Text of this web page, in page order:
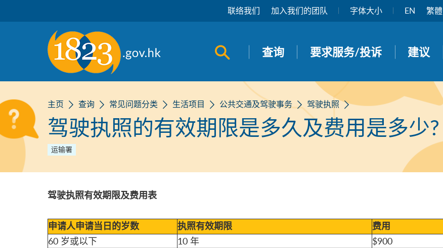
联络我们 加入我们的团队 字体大小 EN 繁體
开启搜寻面板
查询 要求服务/投诉 建议
主页 查询 常见问题分类 生活项目 公共交通及驾驶事务 驾驶执照
驾驶执照的有效期限是多久及费用是多少?
运输署
驾驶执照有效期限及费用表
申请人申请当日的岁数 执照有效期限 费用
60 岁或以下 10 年
$900